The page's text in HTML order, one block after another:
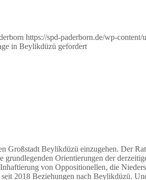
https://spd-paderborn.de/wp-
in Beylikdüzü gefordert
Großstadt Beylikdüzü einzugehen. Der
grundlegenden Orientierungen der
von Oppositionellen, die
2018 Beziehungen nach Beylikdüzü.